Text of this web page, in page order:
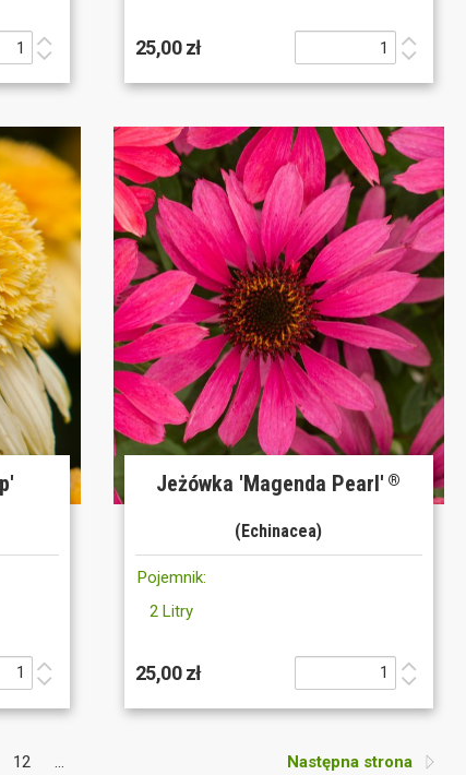
25,00 zł
Jeżówka 'Magenda Pearl' ®
(Echinacea)
Pojemnik:
2 Litry
25,00 zł
12 ... Następna strona